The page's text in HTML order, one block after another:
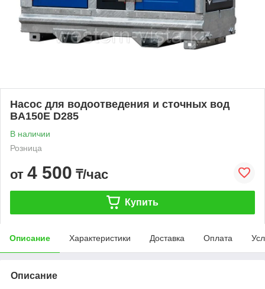
Насос для водоотведения и сточных вод
BA150E D285
В наличии
Розница
от 4 500 ₸/час
Купить
Описание Характеристики Доставка Оплата
Описание